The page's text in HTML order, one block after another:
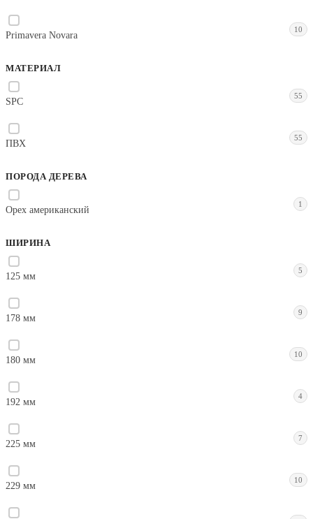
Primavera Novara
10
МАТЕРИАЛ
SPC
55
ПВХ
55
ПОРОДА ДЕРЕВА
Орех американский
1
ШИРИНА
125 мм
5
178 мм
9
180 мм
10
192 мм
4
225 мм
7
229 мм
10